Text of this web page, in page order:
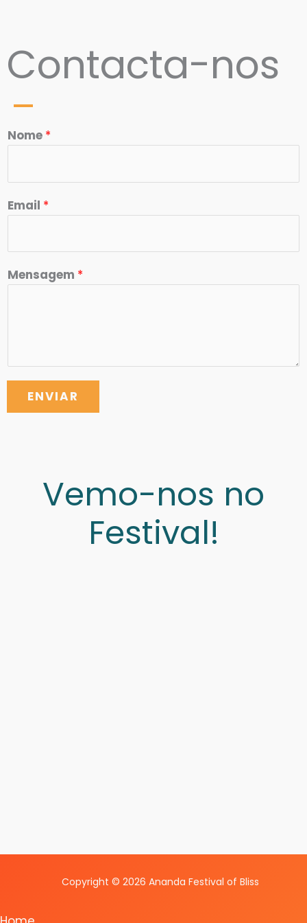
Contacta-nos
Nome *
Email *
Mensagem *
ENVIAR
Vemo-nos no
Festival!
Copyright © 2026 Ananda Festival of Bliss